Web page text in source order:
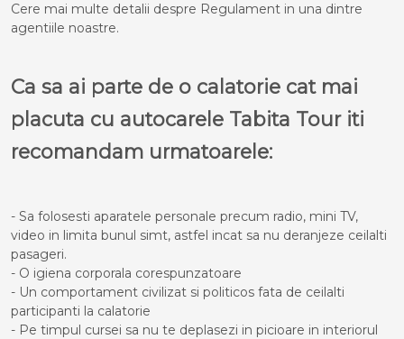
Cere mai multe detalii despre Regulament in una dintre
agentiile noastre.
Ca sa ai parte de o calatorie cat mai
placuta cu autocarele Tabita Tour iti
recomandam urmatoarele:
- Sa folosesti aparatele personale precum radio, mini TV,
video in limita bunul simt, astfel incat sa nu deranjeze ceilalti
pasageri.
- O igiena corporala corespunzatoare
- Un comportament civilizat si politicos fata de ceilalti
participanti la calatorie
- Pe timpul cursei sa nu te deplasezi in picioare in interiorul